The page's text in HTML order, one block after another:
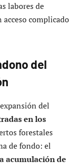
labores de
complicado
del
del
en los
forestales
de fondo: el
acumulación de